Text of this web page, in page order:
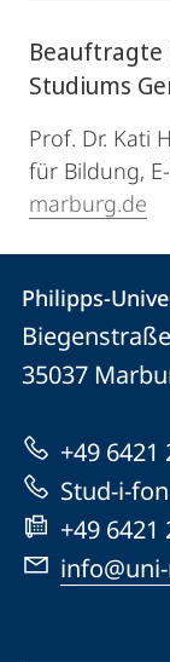
Beauftragte
Studiums
Prof. Dr. Kati
für Bildung,
marburg.de
Kontakt
und
zur
Website
Philipps-
Universität
Marburg
Philipps-
35037
+49 6421
Stud-i-
+49 6421